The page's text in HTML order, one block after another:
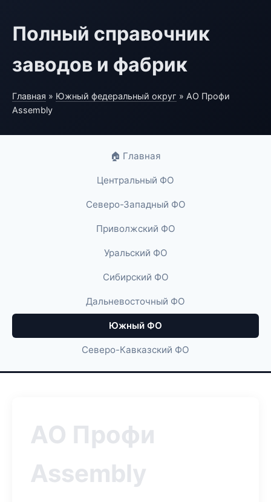
Полный справочник
заводов и фабрик
Главная » Южный федеральный округ » АО Профи
Assembly
🏠 Главная
Центральный ФО
Северо-Западный ФО
Приволжский ФО
Уральский ФО
Сибирский ФО
Дальневосточный ФО
Южный ФО
Северо-Кавказский ФО
АО Профи
Assembly